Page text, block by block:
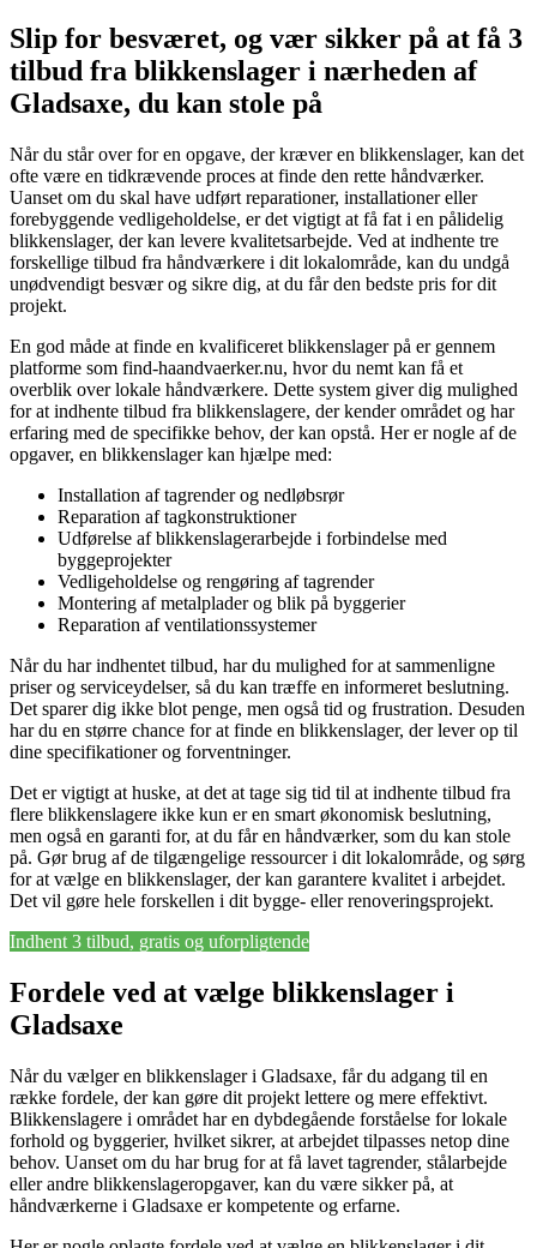
Slip for besværet, og vær sikker på at få 3
tilbud fra blikkenslager i nærheden af
Gladsaxe, du kan stole på
Når du står over for en opgave, der kræver en blikkenslager, kan det
ofte være en tidkrævende proces at finde den rette håndværker.
Uanset om du skal have udført reparationer, installationer eller
forebyggende vedligeholdelse, er det vigtigt at få fat i en pålidelig
blikkenslager, der kan levere kvalitetsarbejde. Ved at indhente tre
forskellige tilbud fra håndværkere i dit lokalområde, kan du undgå
unødvendigt besvær og sikre dig, at du får den bedste pris for dit
projekt.
En god måde at finde en kvalificeret blikkenslager på er gennem
platforme som find-haandvaerker.nu, hvor du nemt kan få et
overblik over lokale håndværkere. Dette system giver dig mulighed
for at indhente tilbud fra blikkenslagere, der kender området og har
erfaring med de specifikke behov, der kan opstå. Her er nogle af de
opgaver, en blikkenslager kan hjælpe med:
Installation af tagrender og nedløbsrør
Reparation af tagkonstruktioner
Udførelse af blikkenslagerarbejde i forbindelse med
byggeprojekter
Vedligeholdelse og rengøring af tagrender
Montering af metalplader og blik på byggerier
Reparation af ventilationssystemer
Når du har indhentet tilbud, har du mulighed for at sammenligne
priser og serviceydelser, så du kan træffe en informeret beslutning.
Det sparer dig ikke blot penge, men også tid og frustration. Desuden
har du en større chance for at finde en blikkenslager, der lever op til
dine specifikationer og forventninger.
Det er vigtigt at huske, at det at tage sig tid til at indhente tilbud fra
flere blikkenslagere ikke kun er en smart økonomisk beslutning,
men også en garanti for, at du får en håndværker, som du kan stole
på. Gør brug af de tilgængelige ressourcer i dit lokalområde, og sørg
for at vælge en blikkenslager, der kan garantere kvalitet i arbejdet.
Det vil gøre hele forskellen i dit bygge- eller renoveringsprojekt.
Indhent 3 tilbud, gratis og uforpligtende
Fordele ved at vælge blikkenslager i
Gladsaxe
Når du vælger en blikkenslager i Gladsaxe, får du adgang til en
række fordele, der kan gøre dit projekt lettere og mere effektivt.
Blikkenslagere i området har en dybdegående forståelse for lokale
forhold og byggerier, hvilket sikrer, at arbejdet tilpasses netop dine
behov. Uanset om du har brug for at få lavet tagrender, stålarbejde
eller andre blikkenslageropgaver, kan du være sikker på, at
håndværkerne i Gladsaxe er kompetente og erfarne.